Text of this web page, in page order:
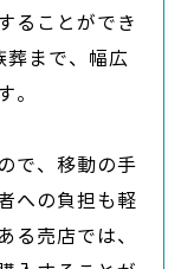
ることができ
葬まで、幅広
。
で、移動の手
への負担も軽
る売店では、